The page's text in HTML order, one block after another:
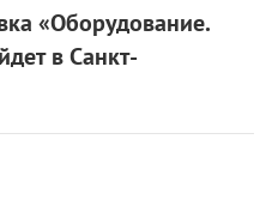
«Оборудование.
в Санкт-